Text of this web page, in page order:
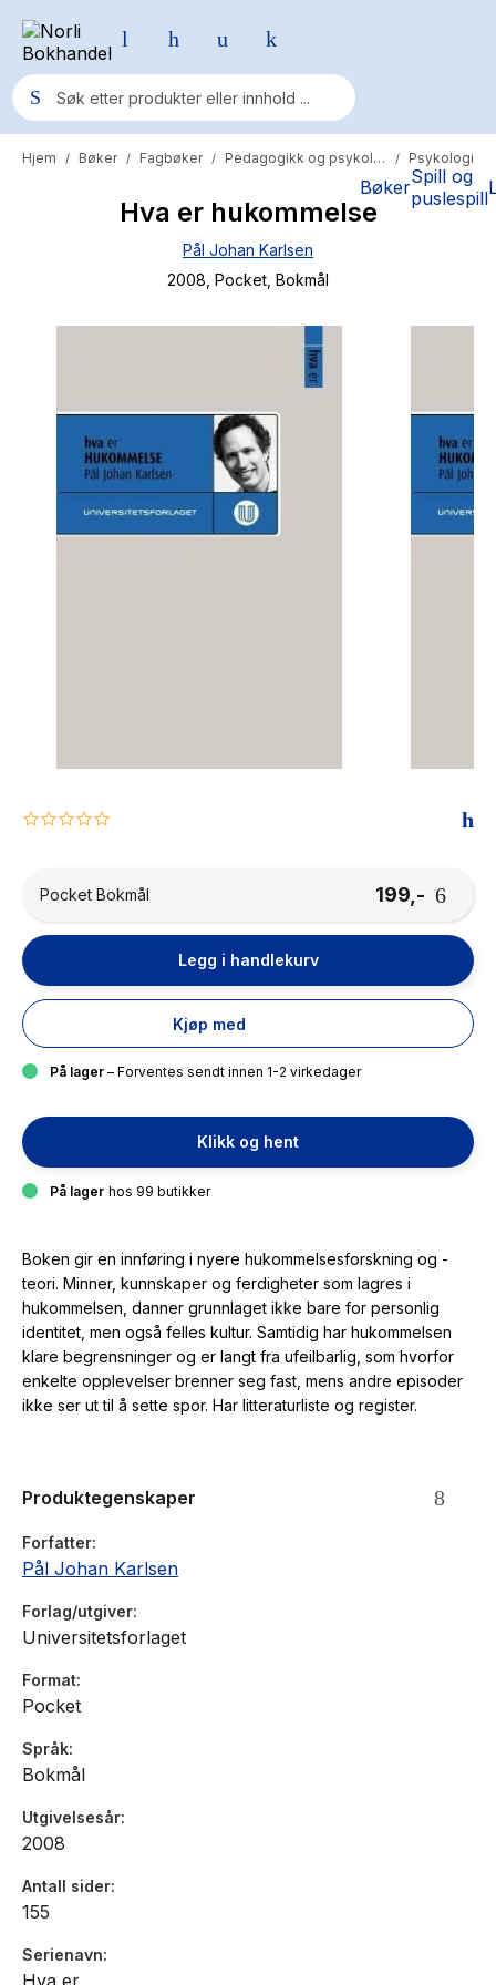
BøkerSpill og
puslespill
Populære søk
Pokemon
Fury Bound - Sable Sorensen
Hitster
Hypopressiv trening
The Housemaid
Hjem / Bøker / Fagbøker / Pedagogikk og psykologi / Psykologi
Hva er hukommelse
Pål Johan Karlsen
2008 , Pocket , Bokmål
0.0
Pocket Bokmål
199,-
Legg i handlekurv
Kjøp med
På lager – Forventes sendt innen 1-2 virkedager
Klikk og hent
På lager hos 99 butikker
Boken gir en innføring i nyere hukommelsesforskning og -
teori. Minner, kunnskaper og ferdigheter som lagres i
hukommelsen, danner grunnlaget ikke bare for personlig
identitet, men også felles kultur. Samtidig har hukommelsen
klare begrensninger og er langt fra ufeilbarlig, som hvorfor
enkelte opplevelser brenner seg fast, mens andre episoder
ikke ser ut til å sette spor. Har litteraturliste og register.
Produktegenskaper
Forfatter
Pål Johan Karlsen
Forlag/utgiver
Universitetsforlaget
Format
Pocket
Språk
Bokmål
Utgivelsesår
2008
Antall sider
155
Serienavn
Hva er